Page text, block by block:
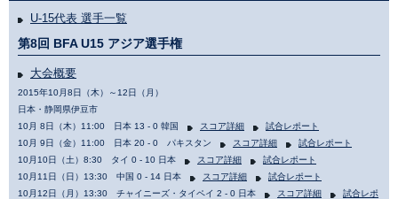
U-15代表 選手一覧
第8回 BFA U15 アジア選手権
大会概要
2015年10月8日（木）～12日（月）
日本・静岡県伊豆市
10月 8日（木）11:00 日本 13 - 0 韓国
スコア詳細
試合レポート
10月 9日（金）11:00 日本 20 - 0 パキスタン
スコア詳細
試合レポート
10月10日（土）8:30 タイ 0 - 10 日本
スコア詳細
試合レポート
10月11日（日）13:30 中国 0 - 14 日本
スコア詳細
試合レポート
10月12日（月）13:30 チャイニーズ・タイペイ 2 - 0 日本
スコア詳細
試合レポ